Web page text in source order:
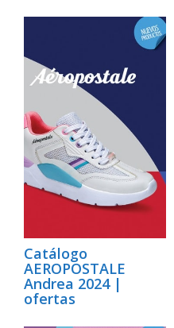
Catálogo
AEROPOSTALE
Andrea 2024 |
ofertas